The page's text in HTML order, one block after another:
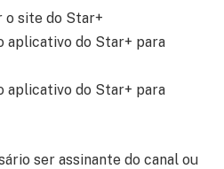
o site do Star+
aplicativo do Star+ para
aplicativo do Star+ para
ser assinante do canal ou